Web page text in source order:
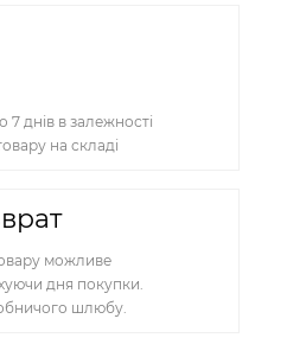
7 днів в залежності
на складі
можливе
дня покупки.
шлюбу.